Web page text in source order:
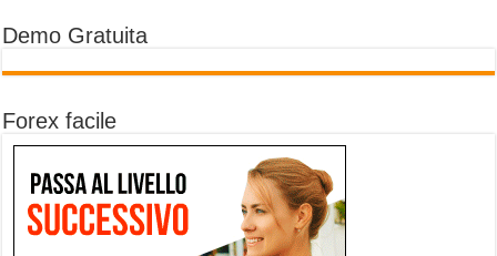
Demo Gratuita
Forex facile